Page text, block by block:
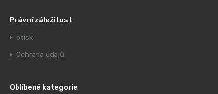
Právní záležitosti
otisk
Ochrana údajů
Oblíbené kategorie